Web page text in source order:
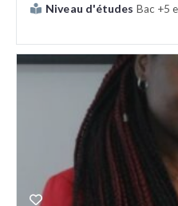
Niveau d'études Bac +5